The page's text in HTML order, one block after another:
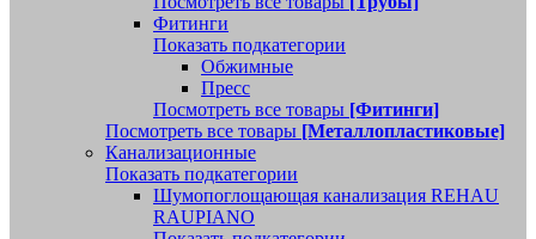
Фитинги
Показать подкатегории
Обжимные
Пресс
Посмотреть все товары [Фитинги]
Посмотреть все товары [Металлопластиковые]
Канализационные
Показать подкатегории
Шумопоглощающая канализация REHAU
RAUPIANO